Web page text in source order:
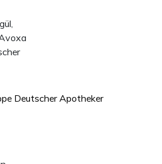
Deutscher Apotheker